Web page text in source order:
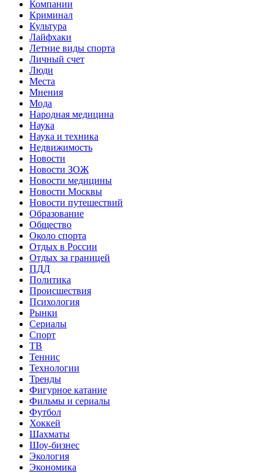
Компании
Криминал
Культура
Лайфхаки
Летние виды спорта
Личный счет
Люди
Места
Мнения
Мода
Народная медицина
Наука
Наука и техника
Недвижимость
Новости
Новости ЗОЖ
Новости медицины
Новости Москвы
Новости путешествий
Образование
Общество
Около спорта
Отдых в России
Отдых за границей
ПДД
Политика
Происшествия
Психология
Рынки
Сериалы
Спорт
ТВ
Теннис
Технологии
Тренды
Фигурное катание
Фильмы и сериалы
Футбол
Хоккей
Шахматы
Шоу-бизнес
Экология
Экономика